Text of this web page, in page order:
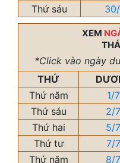
Thứ sáu
XEM
*Click vào ngày
THỨ
Thứ năm
1/
Thứ sáu
2/
Thứ hai
5/
Thứ tư
7/
Thứ năm
8/